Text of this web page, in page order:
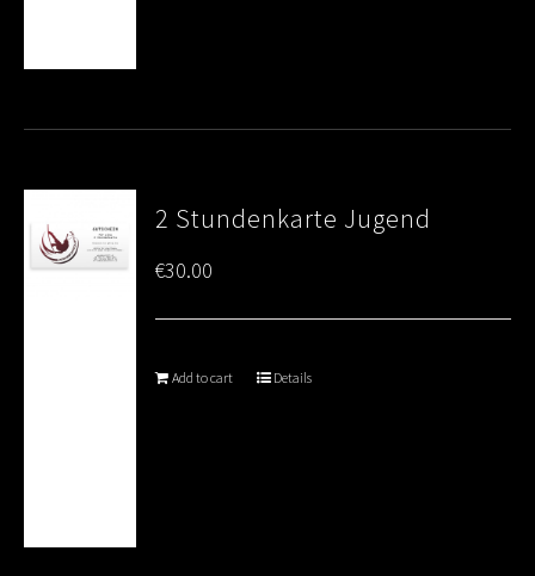
2 Stundenkarte Jugend
€30.00
Add to cart Details